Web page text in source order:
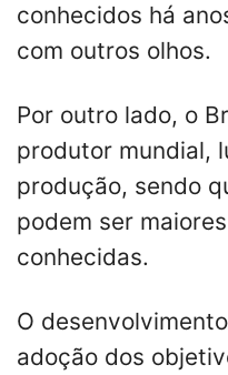
conhecidos há
com outros olhos.
Por outro lado, o
produtor mundial,
produção, sendo
podem ser
conhecidas.
O
adoção dos